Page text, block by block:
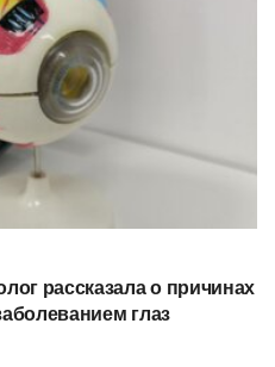
рассказала о причинах
глаз